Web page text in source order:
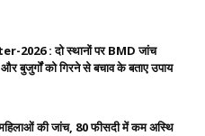
: दो स्थानों पर BMD जांच
और बुजुर्गों को गिरने से बचाव के बताए उपाय
की जांच, 80 फीसदी में कम अस्थि